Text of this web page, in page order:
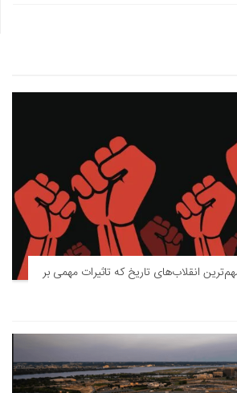
انقلاب‌های تاریخ که تاثیرات مهمی بر